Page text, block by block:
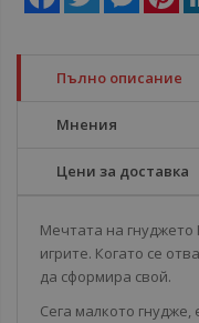
Пълно описание
Мнения
Цени за доставка
Мечтата на
игрите. Когато се
да сформира свой.
Сега малкото